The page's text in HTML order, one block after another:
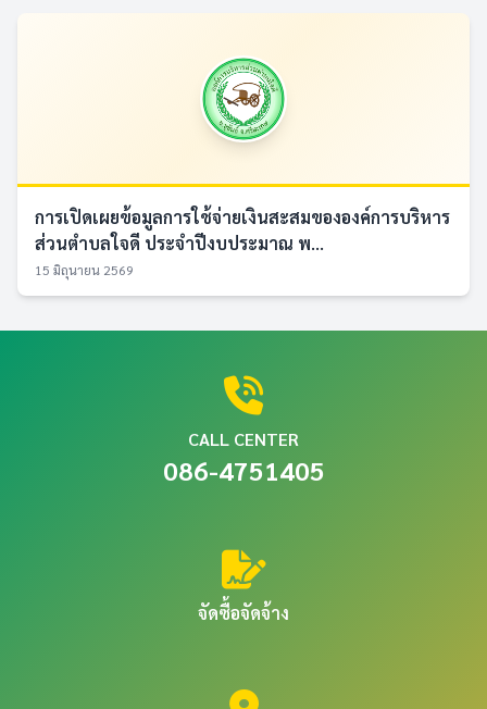
การเปิดเผยข้อมูลการใช้จ่ายเงินสะสมขององค์การบริหาร
ส่วนตำบลใจดี ประจำปีงบประมาณ พ...
15 มิถุนายน 2569
CALL CENTER
086-4751405
จัดซื้อจัดจ้าง